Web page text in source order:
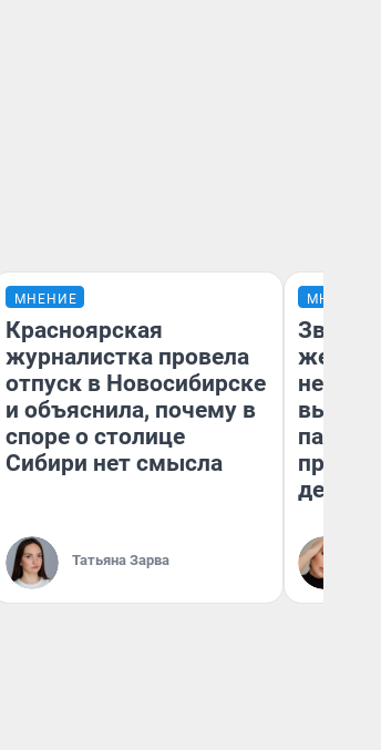
МНЕНИЕ
Красноярская
журналистка провела
отпуск в Новосибирске
и объяснила, почему в
споре о столице
Сибири нет смысла
Татьяна Зарва
МНЕНИЕ
день